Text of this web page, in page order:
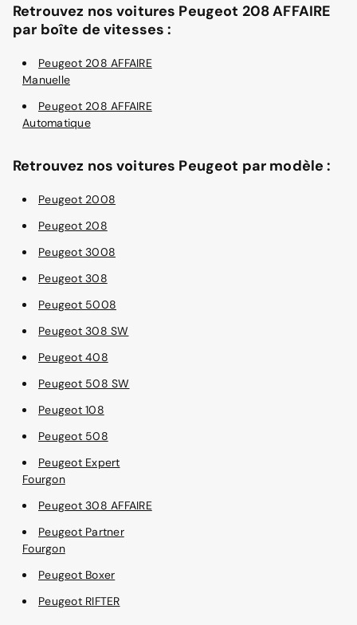
Retrouvez nos voitures Peugeot 208 AFFAIRE
par boîte de vitesses :
Peugeot 208 AFFAIRE
Manuelle
Peugeot 208 AFFAIRE
Automatique
Retrouvez nos voitures Peugeot par modèle :
Peugeot 2008
Peugeot 208
Peugeot 3008
Peugeot 308
Peugeot 5008
Peugeot 308 SW
Peugeot 408
Peugeot 508 SW
Peugeot 108
Peugeot 508
Peugeot Expert
Fourgon
Peugeot 308 AFFAIRE
Peugeot Partner
Fourgon
Peugeot Boxer
Peugeot RIFTER